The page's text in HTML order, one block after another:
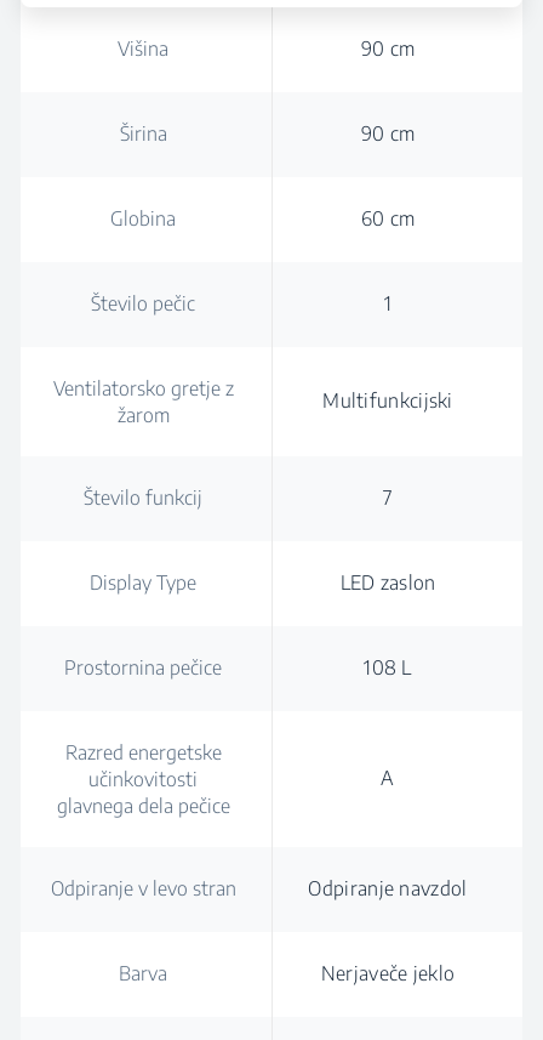
Višina 90 cm
Širina 90 cm
Globina 60 cm
Število pečic 1
Ventilatorsko gretje z
žarom
Multifunkcijski
Število funkcij 7
Display Type LED zaslon
Prostornina pečice 108 L
Razred energetske
učinkovitosti
glavnega dela pečice
A
Odpiranje v levo stran Odpiranje navzdol
Barva Nerjaveče jeklo